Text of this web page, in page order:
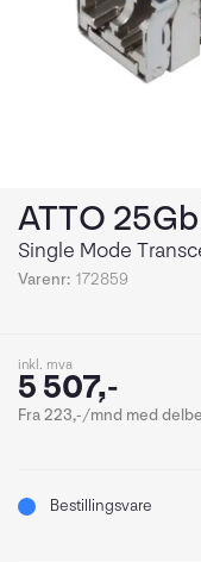
ATTO
Single Mode
Varenr: 172859
inkl. mva
5 507,-
Fra 223,-/mnd med
Bestillingsvare